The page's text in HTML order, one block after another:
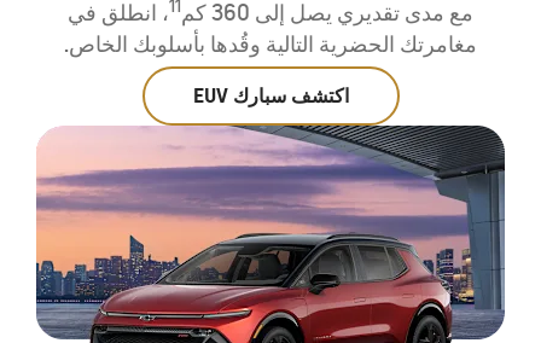
مع مدى تقديري يصل إلى 360 كم 11، انطلق في
مغامرتك الحضرية التالية وقُدها بأسلوبك الخاص.
اكتشف سبارك EUV